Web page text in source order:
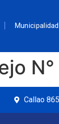
Municipalidad
Callao